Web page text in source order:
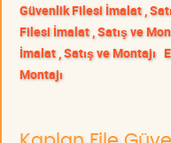
Güvenlik Filesi İmalat ,
Filesi İmalat , Satış ve
İmalat , Satış ve Montajı
Montajı